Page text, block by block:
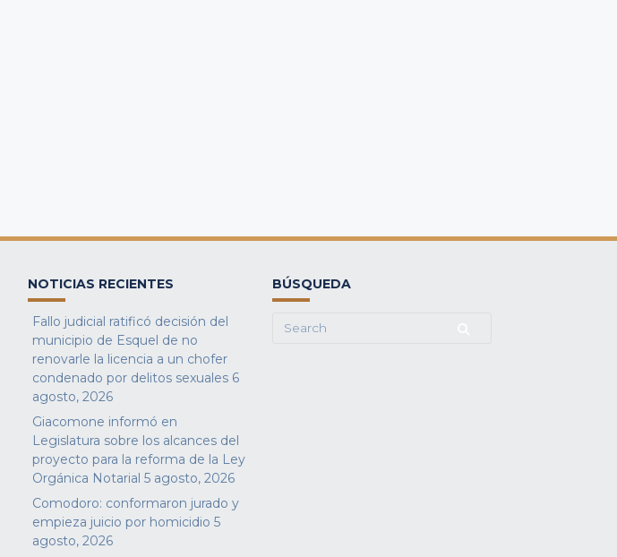
NOTICIAS RECIENTES
Fallo judicial ratificó decisión del
municipio de Esquel de no
renovarle la licencia a un chofer
condenado por delitos sexuales 6
agosto, 2026
Giacomone informó en
Legislatura sobre los alcances del
proyecto para la reforma de la Ley
Orgánica Notarial 5 agosto, 2026
Comodoro: conformaron jurado y
empieza juicio por homicidio 5
agosto, 2026
BÚSQUEDA
Search